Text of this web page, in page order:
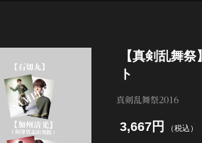
【真剣乱舞
ト
真剣乱舞祭2016
3,667円 （税込）